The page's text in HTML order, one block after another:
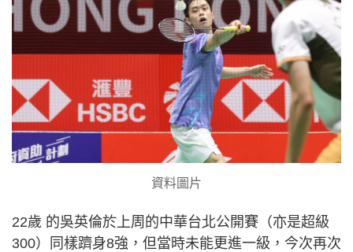
資料圖片
22歲 的吳英倫於上周的中華台北公開賽（亦是超級
300）同樣躋身8強，但當時未能更進一級，今次再次